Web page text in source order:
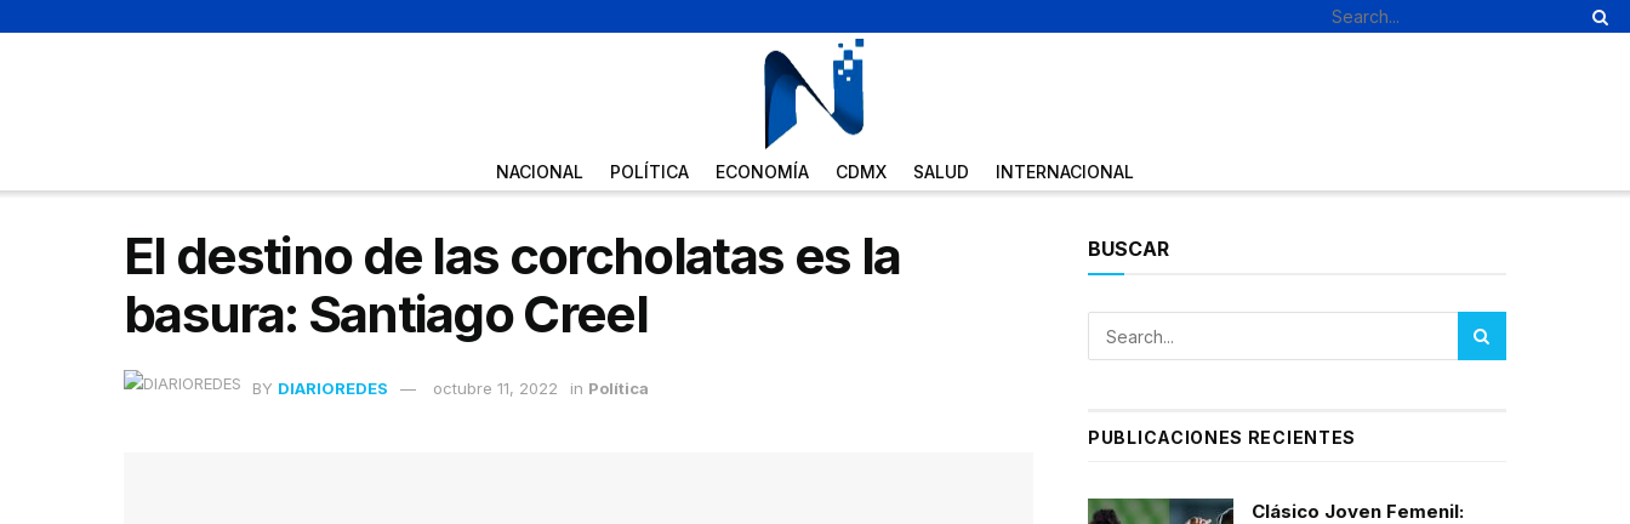
NACIONAL POLÍTICA ECONOMÍA CDMX SALUD INTERNACIONAL
El destino de las corcholatas es la
basura: Santiago Creel
BY DIARIOREDES octubre 11, 2022 in Política
BUSCAR
PUBLICACIONES RECIENTES
Clásico Joven Femenil: